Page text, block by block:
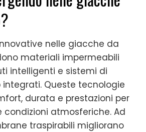
nelle giacche da
materiali impermeabili
intelligenti e sistemi di
Queste tecnologie
durata e prestazioni per
condizioni atmosferiche. Ad
traspirabili migliorano